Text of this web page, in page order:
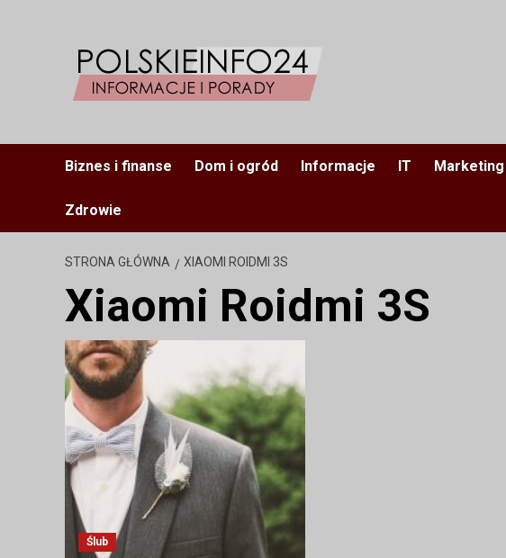
Biznes i finanse Dom i ogród Informacje IT Marketing
Zdrowie
STRONA GŁÓWNA XIAOMI ROIDMI 3S
Xiaomi Roidmi 3S
Ślub